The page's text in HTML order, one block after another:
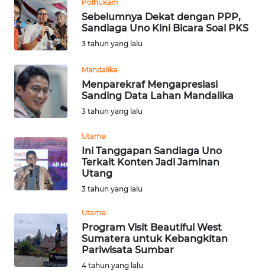
Polhukam
Sebelumnya Dekat dengan PPP,
Sandiaga Uno Kini Bicara Soal PKS
3 tahun yang lalu
Mandalika
Menparekraf Mengapresiasi
Sanding Data Lahan Mandalika
3 tahun yang lalu
Utama
Ini Tanggapan Sandiaga Uno
Terkait Konten Jadi Jaminan
Utang
3 tahun yang lalu
Utama
Program Visit Beautiful West
Sumatera untuk Kebangkitan
Pariwisata Sumbar
4 tahun yang lalu
WN
KALTARA
WN
KALSEL
WN
WN
SULSEL
GORONTALO
WN
SULUT